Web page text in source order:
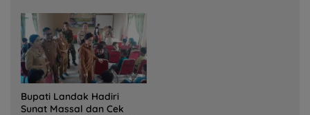
Tokoh Adat dan Lurah
Bupati Landak Hadiri
Sunat Massal dan Cek